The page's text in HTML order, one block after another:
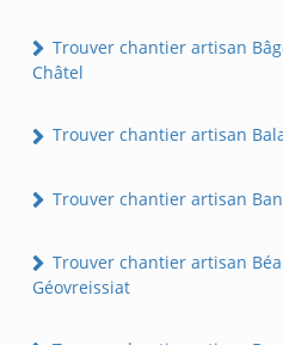
Trouver chantier artisan
Châtel
Trouver chantier artisan
Trouver chantier artisan
Trouver chantier artisan
Géovreissiat